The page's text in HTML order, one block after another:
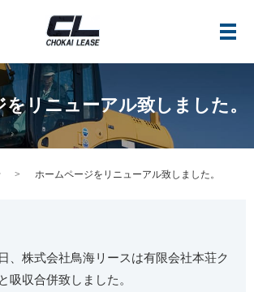
メ
リニューアル致しました。
ホームページをリニューアル致しました。
、株式会社鳥海リースは有限会社本荘ク
吸収合併致しました。